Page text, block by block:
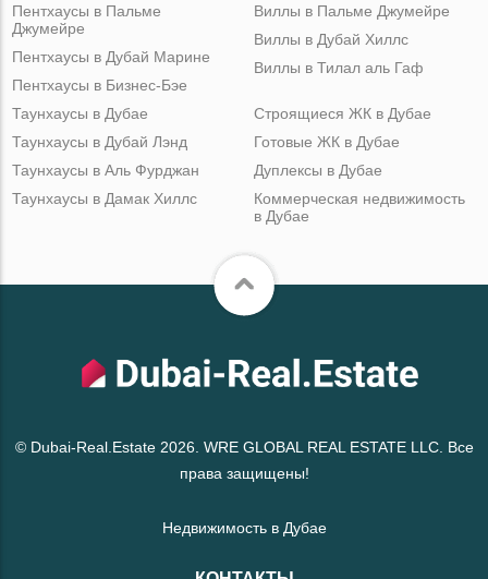
Пентхаусы в Пальме
Джумейре
Пентхаусы в Дубай Марине
Пентхаусы в Бизнес-Бэе
Виллы в Пальме Джумейре
Виллы в Дубай Хиллс
Виллы в Тилал аль Гаф
Таунхаусы в Дубае
Таунхаусы в Дубай Лэнд
Таунхаусы в Аль Фурджан
Таунхаусы в Дамак Хиллс
Строящиеся ЖК в Дубае
Готовые ЖК в Дубае
Дуплексы в Дубае
Коммерческая недвижимость
в Дубае
© Dubai-Real.Estate 2026. WRE GLOBAL REAL ESTATE LLC. Все
права защищены!
Недвижимость в Дубае